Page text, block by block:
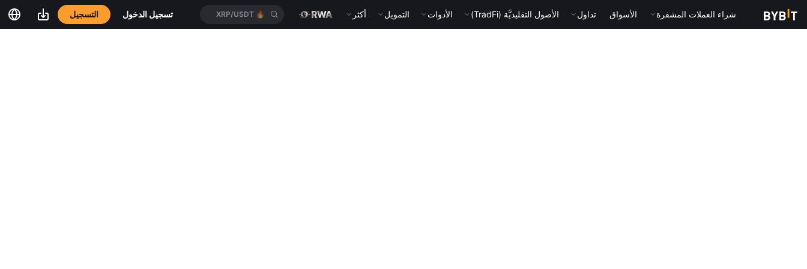
شراء العملات المشفرة الأسواق تداول الأصول التقليديَّة (TradFi) الأدوات التمويل أكثر 🔥
XRP/USDT تسجيل الدخول التسجيل